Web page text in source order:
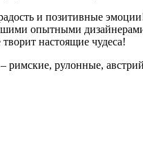
и позитивные
опытными
настоящие чудеса!
рулонные,